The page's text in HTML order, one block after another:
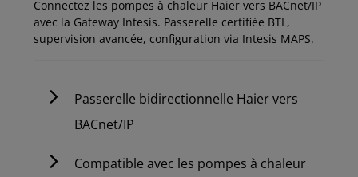
Connectez les pompes à chaleur Haier vers BACnet/IP
avec la Gateway Intesis. Passerelle certifiée BTL,
supervision avancée, configuration via Intesis MAPS.
Passerelle bidirectionnelle Haier vers
BACnet/IP
Compatible avec les pompes à chaleur